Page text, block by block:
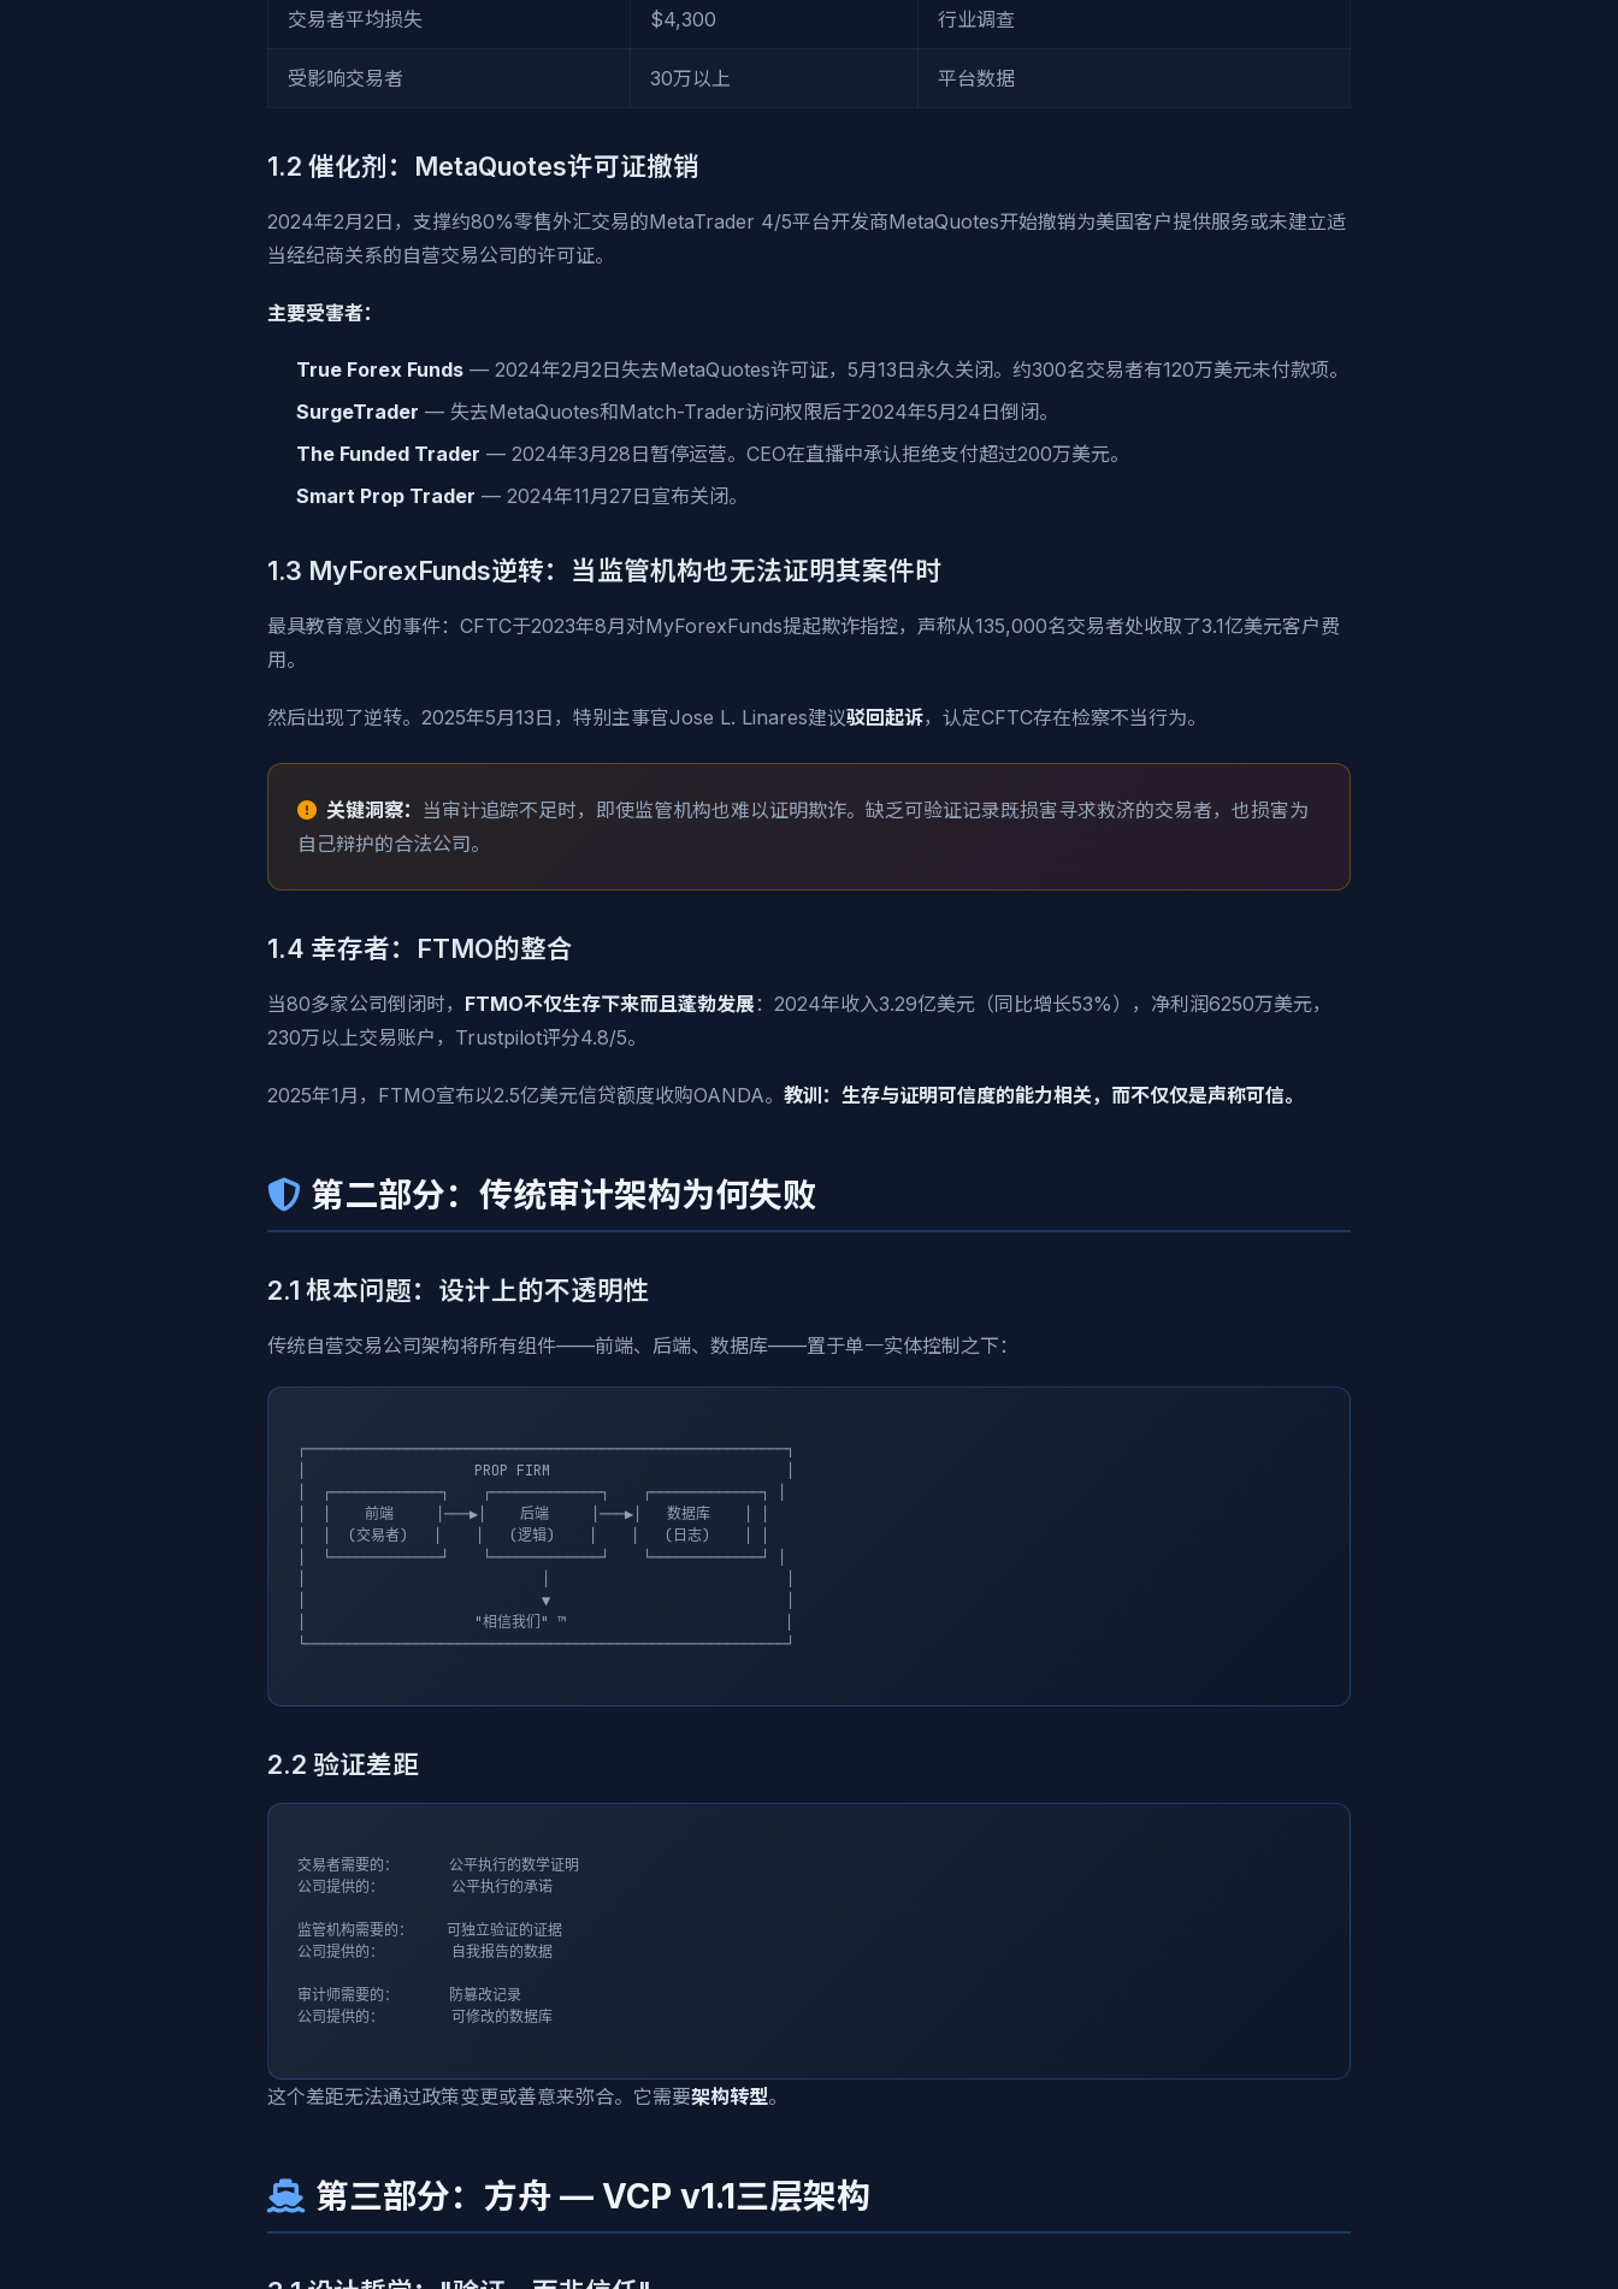
交易者平均损失 $4,300 行业调查
受影响交易者 30万以上 平台数据
1.2 催化剂：MetaQuotes许可证撤销
2024年2月2日，支撑约80%零售外汇交易的MetaTrader 4/5平台开发商MetaQuotes开始撤销为美国客户提供服务或未建立适
当经纪商关系的自营交易公司的许可证。
主要受害者：
True Forex Funds — 2024年2月2日失去MetaQuotes许可证，5月13日永久关闭。约300名交易者有120万美元未付款项。
SurgeTrader — 失去MetaQuotes和Match-Trader访问权限后于2024年5月24日倒闭。
The Funded Trader — 2024年3月28日暂停运营。CEO在直播中承认拒绝支付超过200万美元。
Smart Prop Trader — 2024年11月27日宣布关闭。
1.3 MyForexFunds逆转：当监管机构也无法证明其案件时
最具教育意义的事件：CFTC于2023年8月对MyForexFunds提起欺诈指控，声称从135,000名交易者处收取了3.1亿美元客户费
用。
然后出现了逆转。2025年5月13日，特别主事官Jose L. Linares建议驳回起诉，认定CFTC存在检察不当行为。
关键洞察： 当审计追踪不足时，即使监管机构也难以证明欺诈。缺乏可验证记录既损害寻求救济的交易者，也损害为
自己辩护的合法公司。
1.4 幸存者：FTMO的整合
当80多家公司倒闭时， FTMO不仅生存下来而且蓬勃发展 ：2024年收入3.29亿美元（同比增长53%），净利润6250万美元，
230万以上交易账户，Trustpilot评分4.8/5。
2025年1月，FTMO宣布以2.5亿美元信贷额度收购OANDA。 教训：生存与证明可信度的能力相关，而不仅仅是声称可信。
第二部分：传统审计架构为何失败
2.1 根本问题：设计上的不透明性
传统自营交易公司架构将所有组件——前端、后端、数据库——置于单一实体控制之下：
┌─────────────────────────────────────────────────────────┐
│                    PROP FIRM                            │
│  ┌─────────────┐    ┌─────────────┐    ┌─────────────┐ │
│  │    前端     │───▶│    后端     │───▶│   数据库    │ │
│  │  (交易者)   │    │   (逻辑)    │    │   (日志)    │ │
│  └─────────────┘    └─────────────┘    └─────────────┘ │
│                            ▼                            │
│                    "相信我们" ™                          │
└─────────────────────────────────────────────────────────┘
2.2 验证差距
交易者需要的：      公平执行的数学证明
公司提供的：        公平执行的承诺
监管机构需要的：    可独立验证的证据
公司提供的：        自我报告的数据
审计师需要的：      防篡改记录
公司提供的：        可修改的数据库
这个差距无法通过政策变更或善意来弥合。它需要架构转型。
第三部分：方舟 — VCP v1.1三层架构